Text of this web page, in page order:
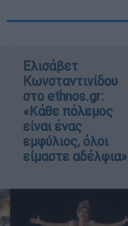
Ελισάβετ
Κωνσταντινίδου
στο ethnos.gr:
«Κάθε πόλεμος
είναι ένας
εμφύλιος, όλοι
είμαστε αδέλφια»